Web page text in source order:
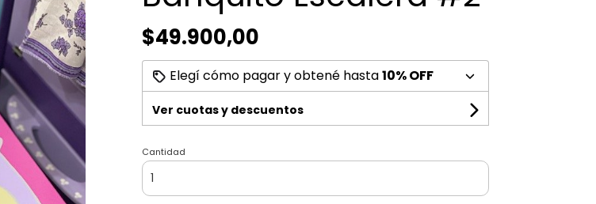
$49.900,00
Elegí cómo pagar y obtené hasta10% OFF
Ver cuotas y descuentos
Cantidad